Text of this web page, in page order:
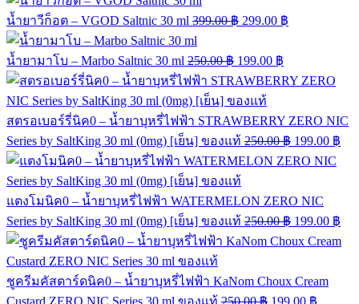
น้ำยาวีก็อต – VGOD Saltnic 30 ml 399.00฿ 299.00 ฿
น้ำยามาโบ – Marbo Saltnic 30 ml 250.00฿ 199.00 ฿
สตรอเบอร์รี่นิค0 – น้ำยาบุหรี่ไฟฟ้า STRAWBERRY ZERO NIC
Series by SaltKing 30 ml (0mg) [เย็น] ของแท้ 250.00฿ 199.00 ฿
แตงโมนิค0 – น้ำยาบุหรี่ไฟฟ้า WATERMELON ZERO NIC
Series by SaltKing 30 ml (0mg) [เย็น] ของแท้ 250.00฿ 199.00 ฿
ชูครีมคัสตาร์ดนิค0 – น้ำยาบุหรี่ไฟฟ้า KaNom Choux Cream
Custard ZERO NIC Series 30 ml ของแท้ 250.00฿ 199.00 ฿